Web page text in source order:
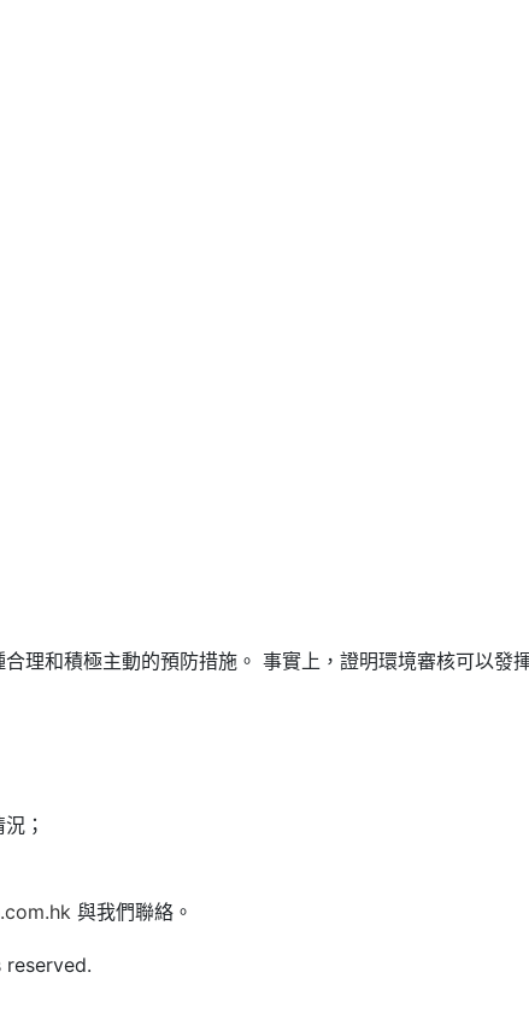
理和積極主動的預防措施。 事實上，證明環境審核可以發
；
與我們聯絡。